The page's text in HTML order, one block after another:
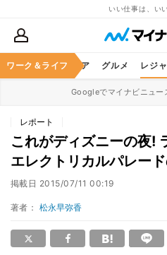
いい仕事は、い
ワーク＆ライフ
暮らし ヘルスケア グルメ レジ
Googleでマイナビニュー
レポート
これがディズニーの夜!
エレクトリカルパレー
掲載日 2015/07/11 00:19
著者： 松永早弥香